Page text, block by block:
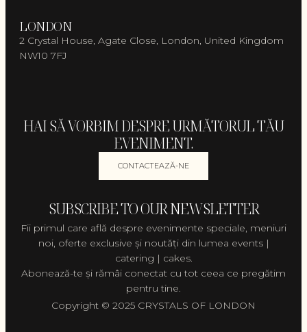
LONDON
2 Crystal House, Agate Close, London, United Kingdom
NW10 7FJ
HAI SĂ VORBIM DESPRE URMĂTORUL TĂU
EVENIMENT.
CONTACTEAZĂ-NE
SUBSCRIBE TO OUR NEWSLETTER
Fii primul care află despre evenimente speciale, meniuri
noi, oferte exclusive și noutăți din lumea events |
catering | cakes.
Abonează-te și rămâi conectat cu tot ceea ce pregătim
pentru tine.
Copyright © 2025 CRYSTALS OF LONDON